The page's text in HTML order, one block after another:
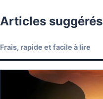
Articles suggérés
Frais, rapide et facile à lire